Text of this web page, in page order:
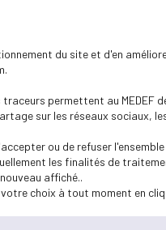
du site et d'en
permettent au MEDEF
sur les réseaux sociaux,
ou de refuser
les finalités de
affiché..
choix à tout moment en